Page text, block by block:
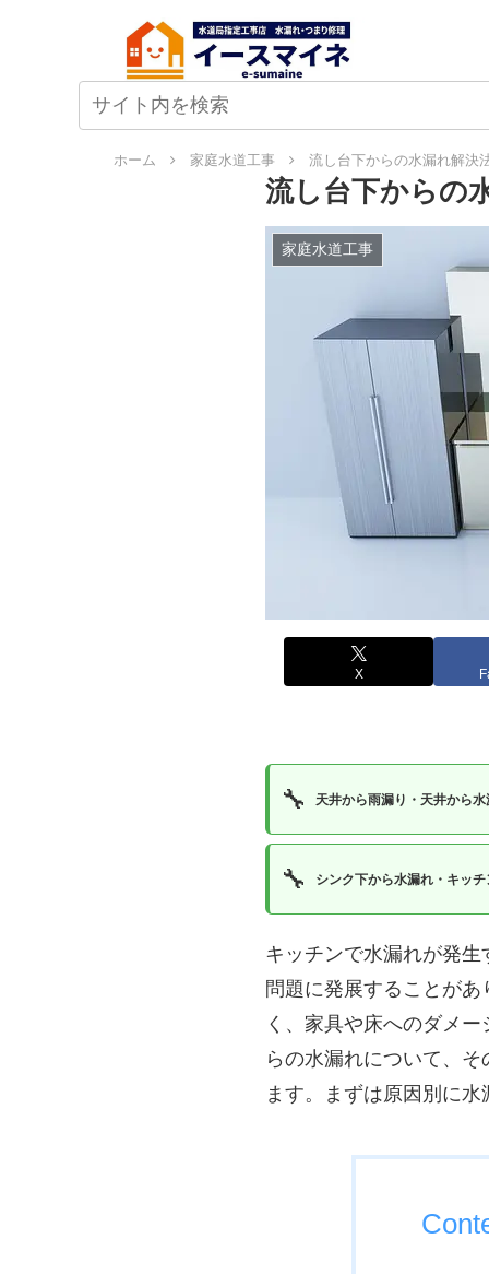
ホーム 家庭水道工事 流し台下からの水漏れ解決
流し台下からの
家庭水道工事
X
🔧 天井から雨漏り・天井から水
🔧 シンク下から水漏れ・キッ
キッチンで水漏れが発
問題に発展することが
く、家具や床へのダメ
らの水漏れについて、
ます。まずは原因別に